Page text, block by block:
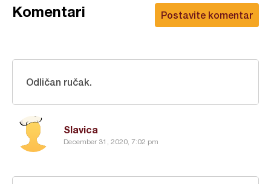
Postavite komentar
Komentari
Slavica
December 31, 2020, 7:02 pm
Odličan ručak.